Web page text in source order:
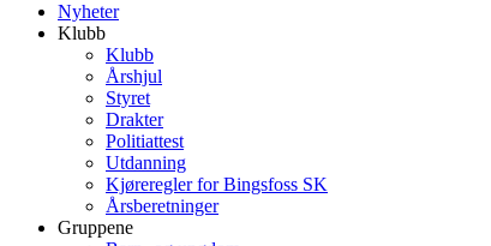
Nyheter
Klubb
Klubb
Årshjul
Styret
Drakter
Politiattest
Utdanning
Kjøreregler for Bingsfoss SK
Årsberetninger
Gruppene